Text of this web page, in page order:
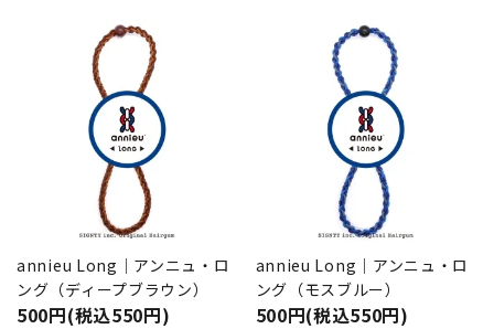
annieu Long｜アンニュ・ロ
ング（ディープブラウン）
500円(税込550円)
annieu Long｜アンニュ・ロ
ング（モスブルー）
500円(税込550円)